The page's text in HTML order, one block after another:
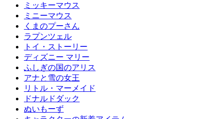
ミッキーマウス
ミニーマウス
くまのプーさん
ラプンツェル
トイ・ストーリー
ディズニー マリー
ふしぎの国のアリス
アナと雪の女王
リトル・マーメイド
ドナルドダック
ぬいもーず